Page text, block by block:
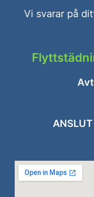
Vi svarar på